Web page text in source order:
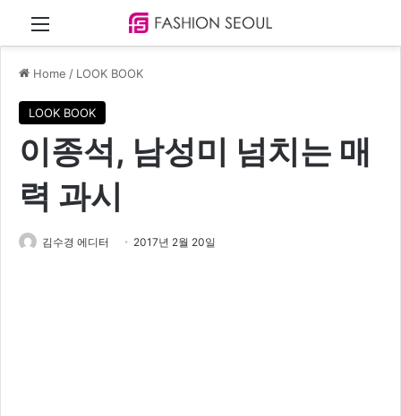
Home / LOOK BOOK
LOOK BOOK
이종석, 남성미 넘치는 매
력 과시
김수경 에디터 2017년 2월 20일